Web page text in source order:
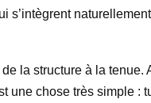
la structure à la
une chose très simple